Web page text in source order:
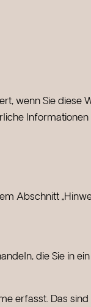
wenn Sie diese
Abschnitt
die Sie in ein
erfasst. Das